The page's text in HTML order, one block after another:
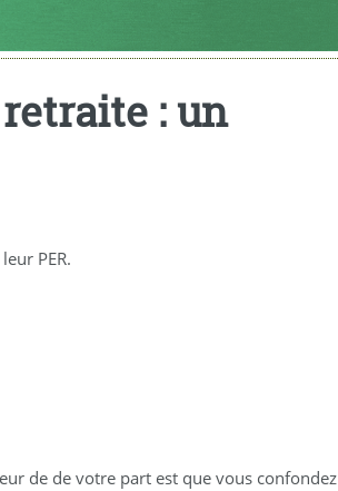
: un
PER.
de de votre part est que vous confondez